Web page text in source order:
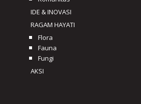
IDE & INOVASI
RAGAM HAYATI
Flora
Fauna
Fungi
AKSI